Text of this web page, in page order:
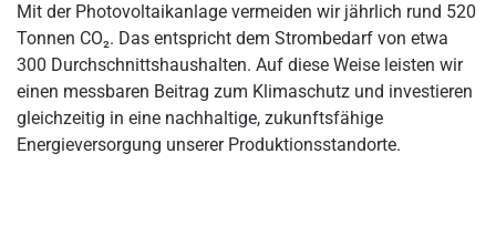
Mit der Photovoltaikanlage vermeiden wir jährlich rund 520
Tonnen CO₂. Das entspricht dem Strombedarf von etwa
300 Durchschnittshaushalten. Auf diese Weise leisten wir
einen messbaren Beitrag zum Klimaschutz und investieren
gleichzeitig in eine nachhaltige, zukunftsfähige
Energieversorgung unserer Produktionsstandorte.